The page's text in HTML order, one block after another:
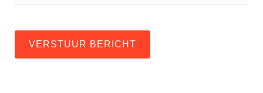
VERSTUUR BERICHT